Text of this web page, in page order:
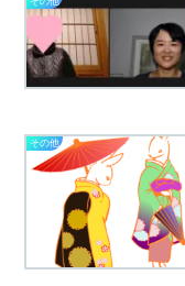
その他